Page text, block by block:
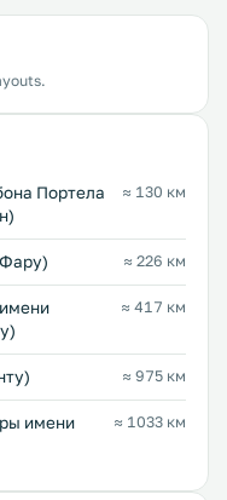
Портела
≈ 130 км
≈ 226 км
≈ 417 км
≈ 975 км
имени
≈ 1033 км